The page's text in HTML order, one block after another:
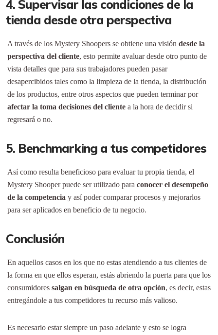
4. Supervisar las condiciones de la
tienda desde otra perspectiva
A través de los Mystery Shoopers se obtiene una visión desde la
perspectiva del cliente, esto permite avaluar desde otro punto de
vista detalles que para sus trabajadores pueden pasar
desapercibidos tales como la limpieza de la tienda, la distribución
de los productos, entre otros aspectos que pueden terminar por
afectar la toma decisiones del cliente a la hora de decidir si
regresará o no.
5. Benchmarking a tus competidores
Así como resulta beneficioso para evaluar tu propia tienda, el
Mystery Shooper puede ser utilizado para conocer el desempeño
de la competencia y así poder comparar procesos y mejorarlos
para ser aplicados en beneficio de tu negocio.
Conclusión
En aquellos casos en los que no estas atendiendo a tus clientes de
la forma en que ellos esperan, estás abriendo la puerta para que los
consumidores salgan en búsqueda de otra opción, es decir, estas
entregándole a tus competidores tu recurso más valioso.
Es necesario estar siempre un paso adelante y esto se logra